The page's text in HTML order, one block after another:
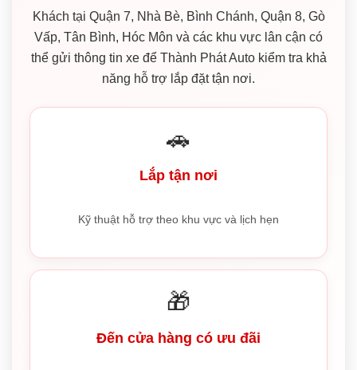
Khách tại Quận 7, Nhà Bè, Bình Chánh, Quận 8, Gò
Vấp, Tân Bình, Hóc Môn và các khu vực lân cận có
thể gửi thông tin xe để Thành Phát Auto kiểm tra khả
năng hỗ trợ lắp đặt tận nơi.
🚗
Lắp tận nơi
Kỹ thuật hỗ trợ theo khu vực và lịch hẹn
🎁
Đến cửa hàng có ưu đãi